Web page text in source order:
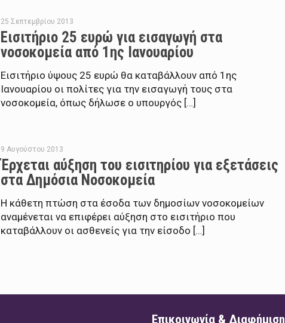
25 Σεπτεμβρίου 2013
Εισιτήριο 25 ευρώ για εισαγωγή στα
νοσοκομεία από 1ης Ιανουαρίου
Εισιτήριο ύψους 25 ευρώ θα καταβάλλουν από 1ης
Ιανουαρίου οι πολίτες για την εισαγωγή τους στα
νοσοκομεία, όπως δήλωσε ο υπουργός […]
9 Αυγούστου 2013
Έρχεται αύξηση του εισιτηρίου για εξετάσεις
στα Δημόσια Νοσοκομεία
Η κάθετη πτώση στα έσοδα των δημοσίων νοσοκομείων
αναμένεται να επιφέρει αύξηση στο εισιτήριο που
καταβάλλουν οι ασθενείς για την είσοδο […]
Επικοινωνία & Διαφήμιση